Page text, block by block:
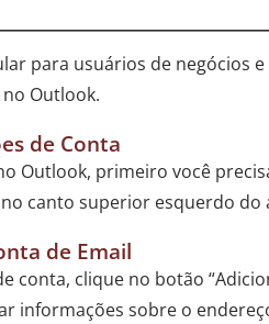
para usuários de negócios
Outlook.
de Conta
Outlook, primeiro você
canto superior esquerdo do
de Email
conta, clique no botão
informações sobre o